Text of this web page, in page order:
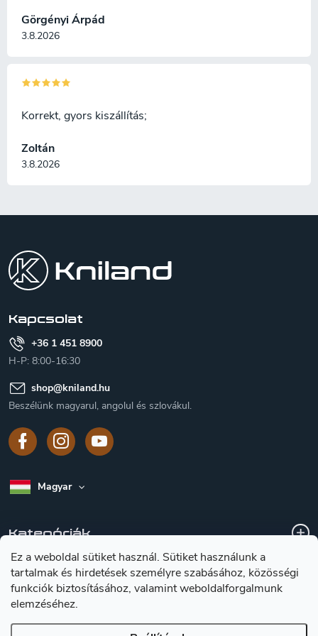
Ez a weboldal sütiket használ. Sütiket használunk a
tartalmak és hirdetések személyre szabásához, közösségi
funkciók biztosításához, valamint weboldalforgalmunk
elemzéséhez.
Görgényi Árpád
3.8.2026
Zoltán
3.8.2026
Korrekt, gyors kiszállítás;
Kapcsolat
+36 1 451 8900
H-P: 8:00-16:30
shop@kniland.hu
Beszélünk magyarul, angolul és szlovákul.
Magyar
Kategóriák
A vásárlásról
Tájékoztátas a késekröl